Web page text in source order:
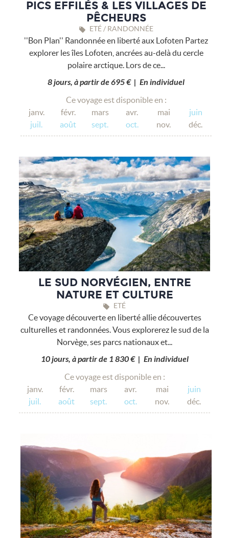
PICS EFFILÉS & LES VILLAGES DE
PÊCHEURS
ETÉ / RANDONNÉE
''Bon Plan'' Randonnée en liberté aux Lofoten Partez
explorer les îles Lofoten, ancrées au-delà du cercle
polaire arctique. Lors de ce...
8 jours, à partir de 695 € | En individuel
Ce voyage est disponible en :
janv.
févr. mars avr. mai
juin
juil.
août sept. oct. nov. déc.
LE SUD NORVÉGIEN, ENTRE
NATURE ET CULTURE
ETÉ
Ce voyage découverte en liberté allie découvertes
culturelles et randonnées. Vous explorerez le sud de la
Norvège, ses parcs nationaux et...
10 jours, à partir de 1 830 € | En individuel
Ce voyage est disponible en :
janv.
févr. mars avr. mai
juin
juil.
août sept. oct. nov. déc.